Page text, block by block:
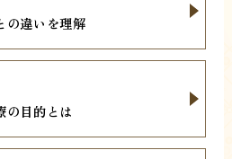
の違いを理解
の目的とは